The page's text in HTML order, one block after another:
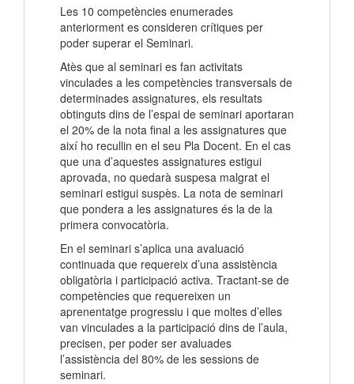
Les 10 competències enumerades
anteriorment es consideren crítiques per
poder superar el Seminari.
Atès que al seminari es fan activitats
vinculades a les competències transversals de
determinades assignatures, els resultats
obtinguts dins de l’espai de seminari aportaran
el 20% de la nota final a les assignatures que
així ho recullin en el seu Pla Docent. En el cas
que una d’aquestes assignatures estigui
aprovada, no quedarà suspesa malgrat el
seminari estigui suspès. La nota de seminari
que pondera a les assignatures és la de la
primera convocatòria.
En el seminari s’aplica una avaluació
continuada que requereix d’una assistència
obligatòria i participació activa. Tractant-se de
competències que requereixen un
aprenentatge progressiu i que moltes d’elles
van vinculades a la participació dins de l’aula,
precisen, per poder ser avaluades
l’assistència del 80% de les sessions de
seminari.